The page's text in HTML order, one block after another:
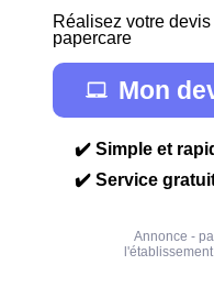
Réalisez votre
papercare
Mon
✔️ Simple et
✔️ Service
Annonce -